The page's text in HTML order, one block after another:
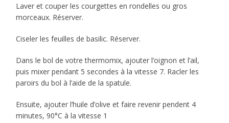
Laver et couper les courgettes en rondelles ou gros
morceaux. Réserver.
Ciseler les feuilles de basilic. Réserver.
Dans le bol de votre thermomix, ajouter l’oignon et l’ail,
puis mixer pendant 5 secondes à la vitesse 7. Racler les
paroirs du bol à l’aide de la spatule.
Ensuite, ajouter l’huile d’olive et faire revenir pendent 4
minutes, 90°C à la vitesse 1